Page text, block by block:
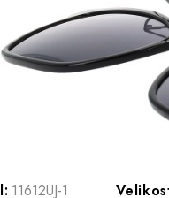
11612UJ-1